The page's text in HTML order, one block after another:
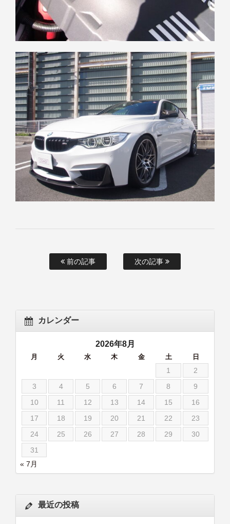
前の記事 次の記事
カレンダー
2026年8月
月 火 水 木 金 土 日
1
2
3
4 5 6 7 8
9
10
11 12 13 14 15
16
17
18 19 20 21 22
23
24
25 26 27 28 29
30
31
« 7月
最近の投稿